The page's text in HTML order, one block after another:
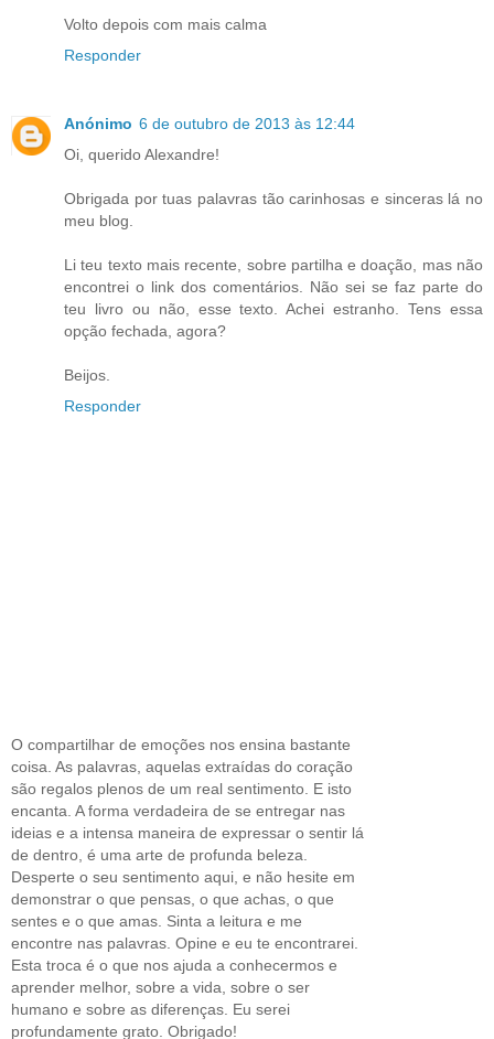
Volto depois com mais calma
Responder
Anónimo 6 de outubro de 2013 às 12:44
Oi, querido Alexandre!
Obrigada por tuas palavras tão carinhosas e sinceras lá no
meu blog.
Li teu texto mais recente, sobre partilha e doação, mas não
encontrei o link dos comentários. Não sei se faz parte do
teu livro ou não, esse texto. Achei estranho. Tens essa
opção fechada, agora?
Beijos.
Responder
O compartilhar de emoções nos ensina bastante
coisa. As palavras, aquelas extraídas do coração
são regalos plenos de um real sentimento. E isto
encanta. A forma verdadeira de se entregar nas
ideias e a intensa maneira de expressar o sentir lá
de dentro, é uma arte de profunda beleza.
Desperte o seu sentimento aqui, e não hesite em
demonstrar o que pensas, o que achas, o que
sentes e o que amas. Sinta a leitura e me
encontre nas palavras. Opine e eu te encontrarei.
Esta troca é o que nos ajuda a conhecermos e
aprender melhor, sobre a vida, sobre o ser
humano e sobre as diferenças. Eu serei
profundamente grato. Obrigado!